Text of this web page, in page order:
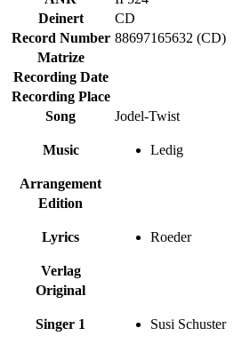
Deinert
CD
Record Number 88697165632 (CD)
Matrize
Recording Date
Recording Place
Song
Jodel-Twist
Music Ledig
Arrangement
Edition
Lyrics Roeder
Verlag
Original
Singer 1 Susi Schuster